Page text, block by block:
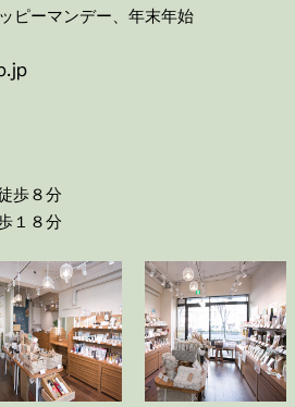
ピーマンデー、年末年始
歩８分
１８分